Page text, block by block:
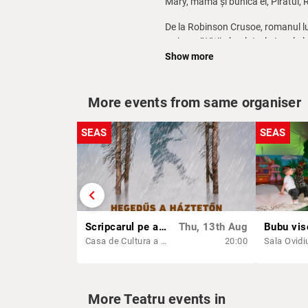
De la Robinson Crusoe, romanul
a singurătății absolute, la Insula
nu tocmai pustie, oferă atât
Show more
More events from same organiser
chevron_left
SEAS
Scripcarul pe acoperiș - SEAS 2026
Casa de Cultura a Sindicatelor - Constanta
Thu, 13th Aug
20:00
SEAS
More Teatru events in